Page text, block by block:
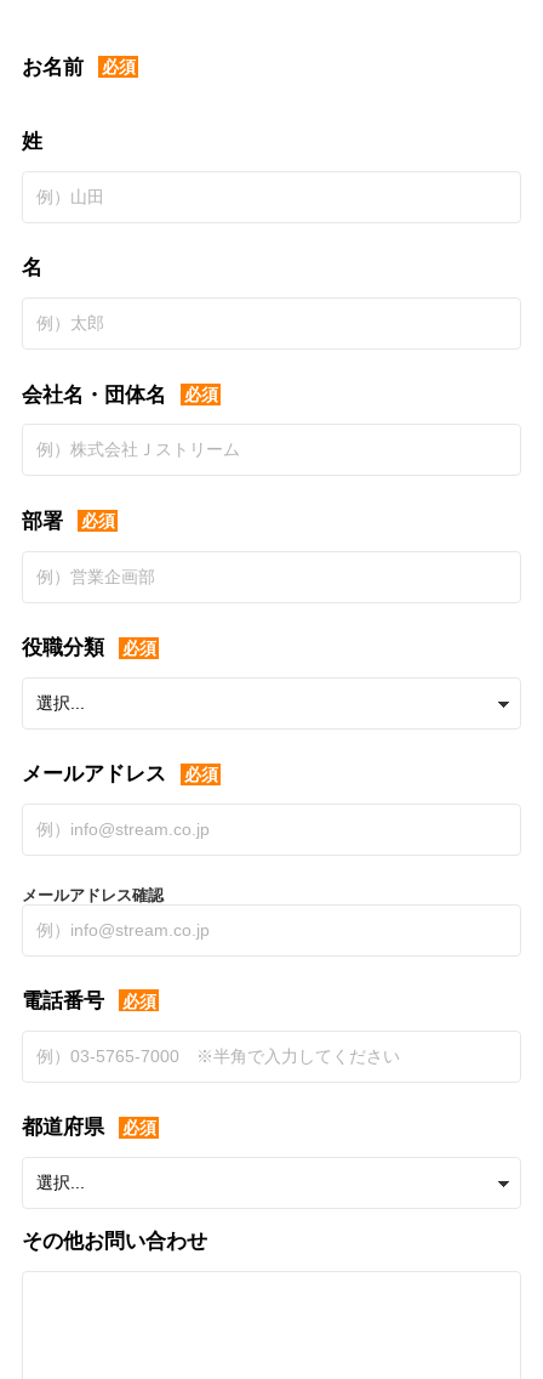
お名前 必須
姓
名
会社名・団体名 必須
部署 必須
役職分類 必須
メールアドレス 必須
メールアドレス確認
電話番号 必須
都道府県 必須
その他お問い合わせ